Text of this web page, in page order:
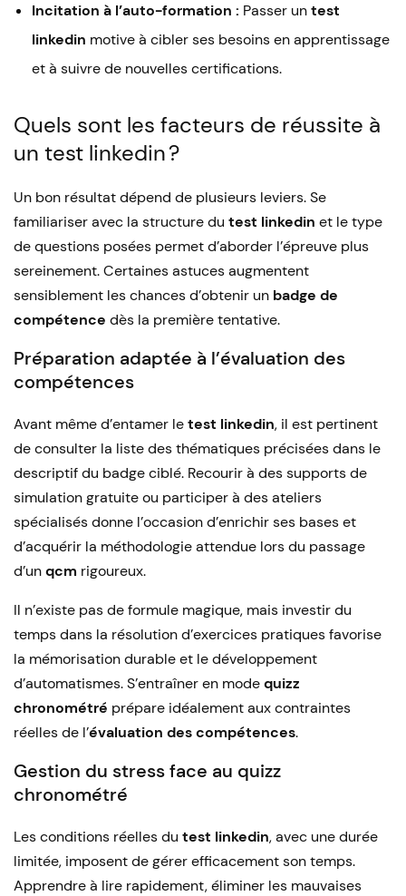
Incitation à l’auto-formation : Passer untest
linkedin motive à cibler ses besoins en apprentissage
et à suivre de nouvelles certifications.
Quels sont les facteurs de réussite à
un test linkedin ?
Un bon résultat dépend de plusieurs leviers. Se
familiariser avec la structure du test linkedin et le type
de questions posées permet d’aborder l’épreuve plus
sereinement. Certaines astuces augmentent
sensiblement les chances d’obtenir un badge de
compétence dès la première tentative.
Préparation adaptée à l’évaluation des
compétences
Avant même d’entamer letest linkedin, il est pertinent
de consulter la liste des thématiques précisées dans le
descriptif du badge ciblé. Recourir à des supports de
simulation gratuite ou participer à des ateliers
spécialisés donne l’occasion d’enrichir ses bases et
d’acquérir la méthodologie attendue lors du passage
d’unqcm rigoureux.
Il n’existe pas de formule magique, mais investir du
temps dans la résolution d’exercices pratiques favorise
la mémorisation durable et le développement
d’automatismes. S’entraîner en modequizz
chronométré prépare idéalement aux contraintes
réelles de l’évaluation des compétences.
Gestion du stress face au quizz
chronométré
Les conditions réelles du test linkedin, avec une durée
limitée, imposent de gérer efficacement son temps.
Apprendre à lire rapidement, éliminer les mauvaises